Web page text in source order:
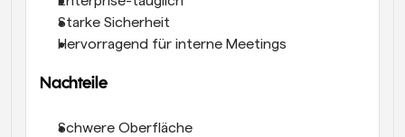
Starke Sicherheit
Hervorragend für interne Meetings
Nachteile
Schwere Oberfläche